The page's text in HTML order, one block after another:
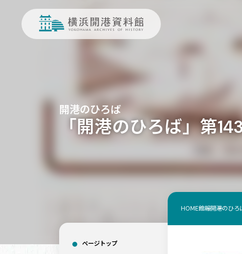
「開港のひろば」第
開港のひろば
HOME館報開港のひろ
ページトップ